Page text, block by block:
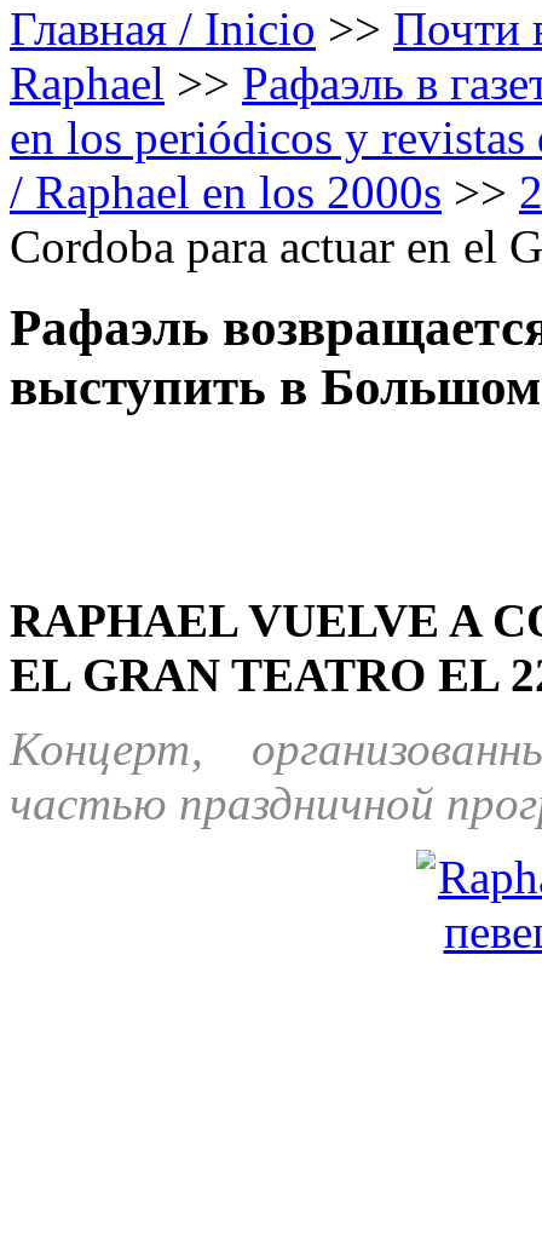
Главная / Inicio >> Почти
Raphael >> Рафаэль в
en los periódicos y
/ Raphael en los 2000s >>
Cordoba para actuar en el
Рафаэль
выступить в Большом
RAPHAEL VUELVE A
EL GRAN TEATRO EL
Концерт,
частью праздничной